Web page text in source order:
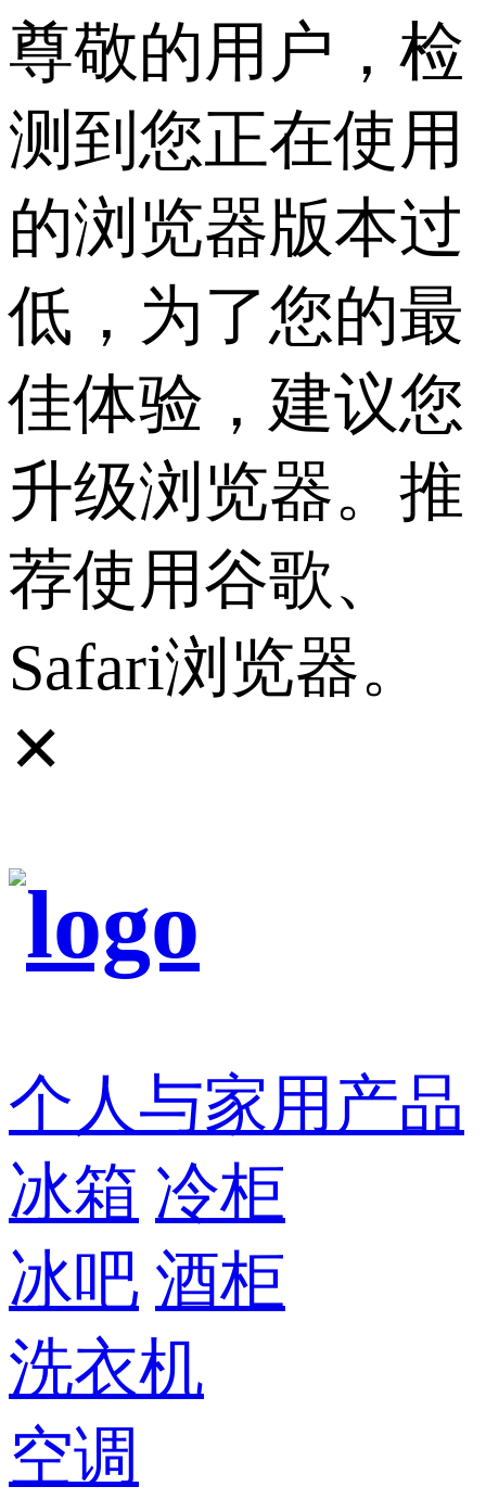
尊敬的用户，检
测到您正在使用
的浏览器版本过
低，为了您的最
佳体验，建议您
升级浏览器。推
荐使用谷歌、
Safari浏览器。
✕
个人与家用产品
冰箱 冷柜
冰吧 酒柜
洗衣机
空调